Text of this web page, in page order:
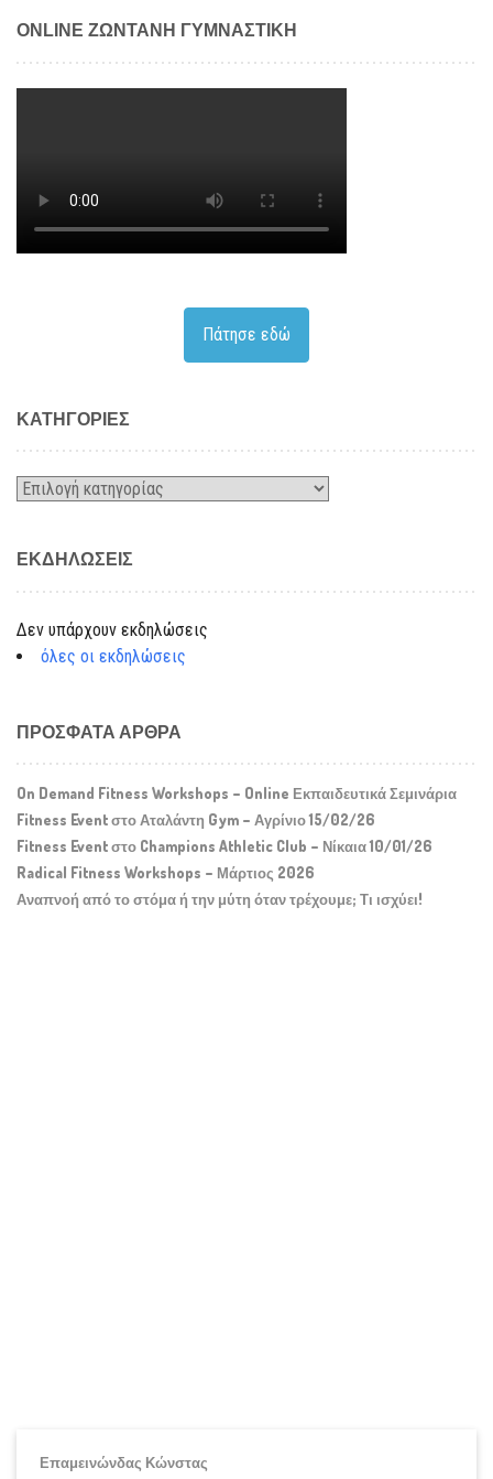
ONLINE ΖΩΝΤΑΝΗ ΓΥΜΝΑΣΤΙΚΗ
Πάτησε εδώ
KΑΤΗΓΟΡΊΕΣ
Kατηγορίες
ΕΚΔΗΛΏΣΕΙΣ
Δεν υπάρχουν εκδηλώσεις
όλες οι εκδηλώσεις
ΠΡΌΣΦΑΤΑ ΆΡΘΡΑ
On Demand Fitness Workshops – Online Εκπαιδευτικά Σεμινάρια
Fitness Event στο Αταλάντη Gym – Αγρίνιο 15/02/26
Fitness Event στο Champions Athletic Club – Νίκαια 10/01/26
Radical Fitness Workshops – Μάρτιος 2026
Αναπνοή από το στόμα ή την μύτη όταν τρέχουμε; Τι ισχύει!
Επαμεινώνδας Κώνστας